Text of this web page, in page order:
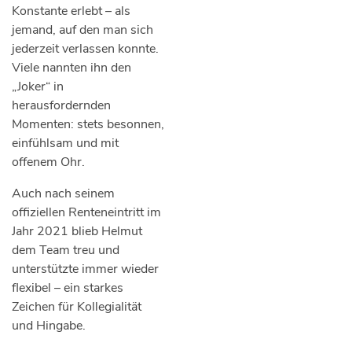
Konstante erlebt – als
jemand, auf den man sich
jederzeit verlassen konnte.
Viele nannten ihn den
„Joker“ in
herausfordernden
Momenten: stets besonnen,
einfühlsam und mit
offenem Ohr.
Auch nach seinem
offiziellen Renteneintritt im
Jahr 2021 blieb Helmut
dem Team treu und
unterstützte immer wieder
flexibel – ein starkes
Zeichen für Kollegialität
und Hingabe.